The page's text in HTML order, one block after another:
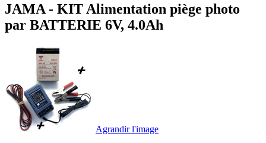
JAMA - KIT Alimentation piège photo
par BATTERIE 6V, 4.0Ah
Agrandir l'image